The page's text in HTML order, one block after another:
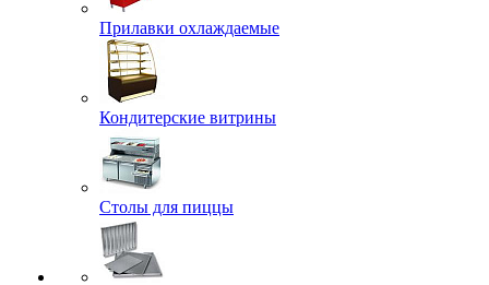
Прилавки охлаждаемые
Кондитерские витрины
Столы для пиццы